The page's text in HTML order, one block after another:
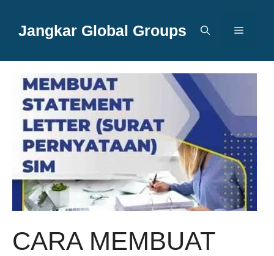
Jangkar Global Groups Menu
CARA MEMBUAT